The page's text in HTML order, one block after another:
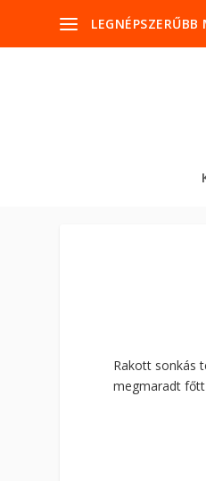
LEGNÉPSZERŰBB
Rakott sonkás
megmaradt főtt